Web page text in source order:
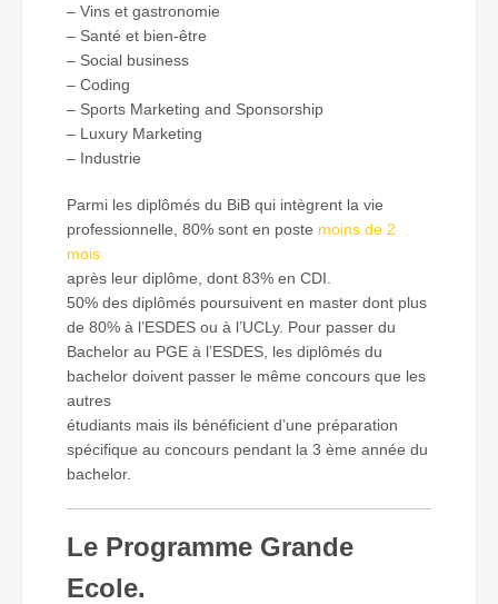
– Vins et gastronomie
– Santé et bien-être
– Social business
– Coding
– Sports Marketing and Sponsorship
– Luxury Marketing
– Industrie
Parmi les diplômés du BiB qui intègrent la vie
professionnelle, 80% sont en poste moins de 2
mois
après leur diplôme, dont 83% en CDI.
50% des diplômés poursuivent en master dont plus
de 80% à l’ESDES ou à l’UCLy. Pour passer du
Bachelor au PGE à l’ESDES, les diplômés du
bachelor doivent passer le même concours que les
autres
étudiants mais ils bénéficient d’une préparation
spécifique au concours pendant la 3 ème année du
bachelor.
Le Programme Grande
Ecole.